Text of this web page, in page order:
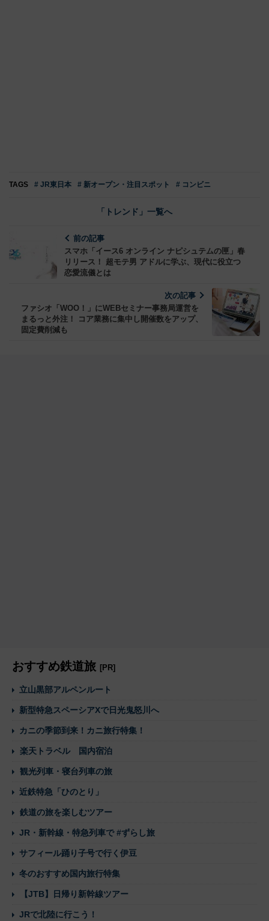
TAGS # JR東日本 # 新オープン・注目スポット # コンビニ
「トレンド」一覧へ
前の記事
スマホ「イース6 オンライン ナピシュテムの匣」春
リリース！ 超モテ男 アドルに学ぶ、現代に役立つ
恋愛流儀とは
次の記事
ファシオ「WOO！」にWEBセミナー事務局運営を
まるっと外注！ コア業務に集中し開催数をアップ、
固定費削減も
おすすめ鉄道旅 [PR]
立山黒部アルペンルート
新型特急スペーシアXで日光鬼怒川へ
カニの季節到来！カニ旅行特集！
楽天トラベル 国内宿泊
観光列車・寝台列車の旅
近鉄特急「ひのとり」
鉄道の旅を楽しむツアー
JR・新幹線・特急列車で #ずらし旅
サフィール踊り子号で行く伊豆
冬のおすすめ国内旅行特集
【JTB】日帰り新幹線ツアー
JRで北陸に行こう！